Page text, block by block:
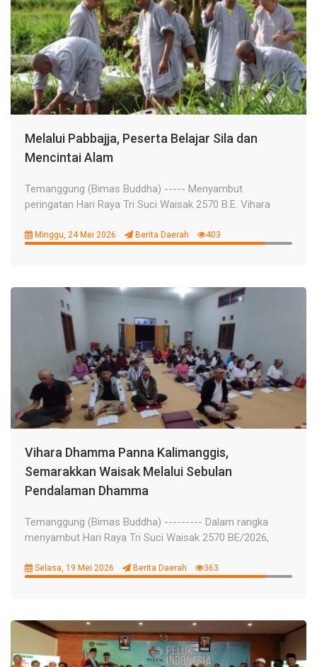
Melalui Pabbajja, Peserta Belajar Sila dan
Mencintai Alam
Temanggung (Bimas Buddha) ----- Menyambut
peringatan Hari Raya Tri Suci Waisak 2570 B.E. Vihara
Minggu, 24 Mei 2026 Berita Daerah 403
Vihara Dhamma Panna Kalimanggis,
Semarakkan Waisak Melalui Sebulan
Pendalaman Dhamma
Temanggung (Bimas Buddha) --------- Dalam rangka
menyambut Hari Raya Tri Suci Waisak 2570 BE/2026,
Selasa, 19 Mei 2026 Berita Daerah 363